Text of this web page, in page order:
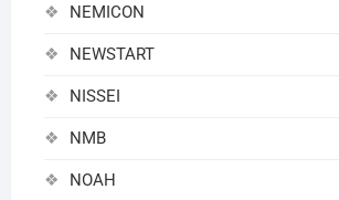
NEMICON
NEWSTART
NISSEI
NMB
NOAH